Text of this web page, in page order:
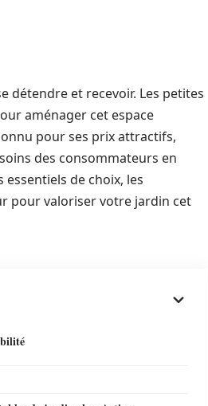
détendre et recevoir. Les petites
aménager cet espace
pour ses prix attractifs,
des consommateurs en
essentiels de choix, les
pour valoriser votre jardin cet